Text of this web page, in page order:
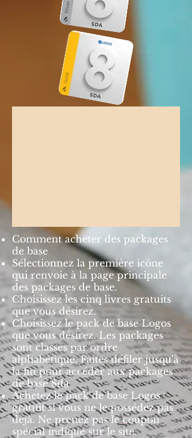
Comment acheter des packages
de base
Sélectionnez la première icône
qui renvoie à la page principale
des packages de base.
Choisissez les cinq livres gratuits
que vous désirez.
Choisissez le pack de base Logos
que vous désirez. Les packages
sont classés par ordre
alphabétique. Faites défiler jusqu'à
la fin pour accéder aux packages
de base Sda
Achetez le pack de base Logos
gratuit si vous ne le possédez pas
déjà. Ne prenez pas le coupon
spécial indiqué sur le site.